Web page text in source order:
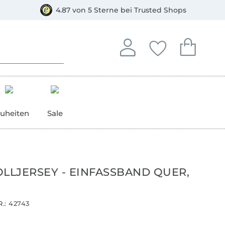
4.87 von 5 Sterne bei Trusted Shops
Anmelden
In deinem Konto
Deine
Du hast keine
Dein
Du hast
Sale
- EINFASSBAND QUER,
42743